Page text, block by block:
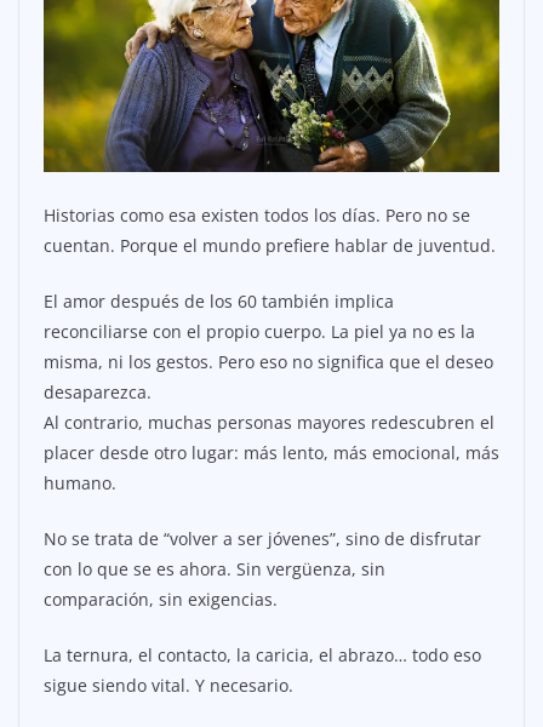
Historias como esa existen todos los días. Pero no se
cuentan. Porque el mundo prefiere hablar de juventud.
El amor después de los 60 también implica
reconciliarse con el propio cuerpo. La piel ya no es la
misma, ni los gestos. Pero eso no significa que el deseo
desaparezca.
Al contrario, muchas personas mayores redescubren el
placer desde otro lugar: más lento, más emocional, más
humano.
No se trata de “volver a ser jóvenes”, sino de disfrutar
con lo que se es ahora. Sin vergüenza, sin
comparación, sin exigencias.
La ternura, el contacto, la caricia, el abrazo… todo eso
sigue siendo vital. Y necesario.